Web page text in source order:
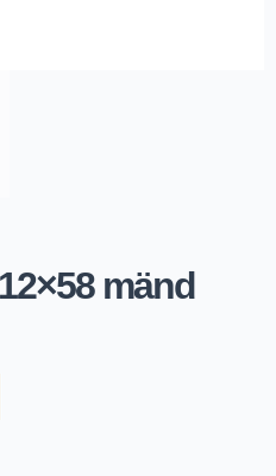
mänd